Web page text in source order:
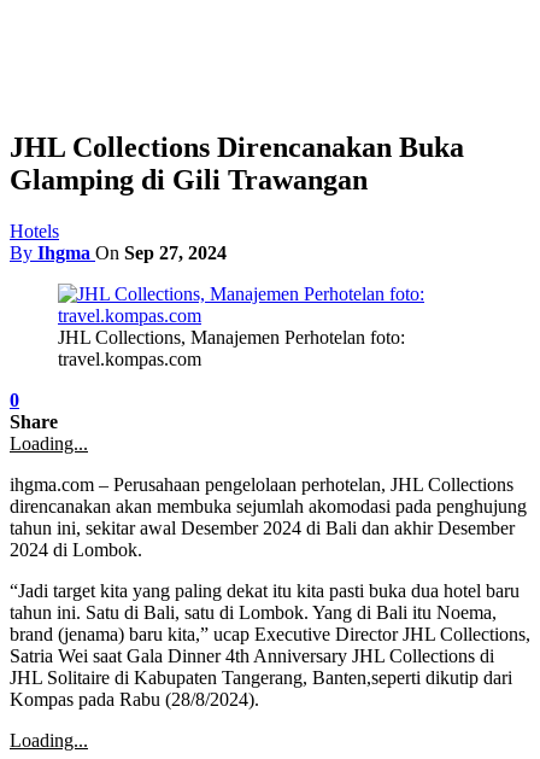
JHL Collections Direncanakan Buka
Glamping di Gili Trawangan
Hotels
By Ihgma On Sep 27, 2024
JHL Collections, Manajemen Perhotelan foto:
travel.kompas.com
0
Share
Loading...
ihgma.com – Perusahaan pengelolaan perhotelan, JHL Collections
direncanakan akan membuka sejumlah akomodasi pada penghujung
tahun ini, sekitar awal Desember 2024 di Bali dan akhir Desember
2024 di Lombok.
“Jadi target kita yang paling dekat itu kita pasti buka dua hotel baru
tahun ini. Satu di Bali, satu di Lombok. Yang di Bali itu Noema,
brand (jenama) baru kita,” ucap Executive Director JHL Collections,
Satria Wei saat Gala Dinner 4th Anniversary JHL Collections di
JHL Solitaire di Kabupaten Tangerang, Banten,seperti dikutip dari
Kompas pada Rabu (28/8/2024).
Loading...